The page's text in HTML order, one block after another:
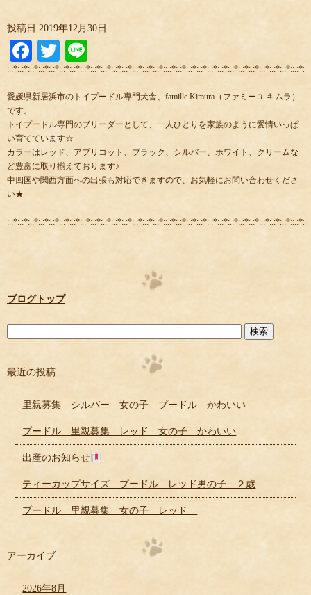
投稿日 2019年12月30日
Facebook
Twitter
:.:*:.:*:.:*:.:*:.:*:.:*:.:*:.:*:.:*:.:*:.:*:.:*:.:*:.:*:.:*::.:*:.:*:.:*:.:*:.:*:.:*:.:*:.:*:.:*:.:*:.:*:.:*::.:*:.:
愛媛県新居浜市のトイプードル専門犬舎、famille Kimura（ファミーユ キムラ）
です。
トイプードル専門のブリーダーとして、一人ひとりを家族のように愛情いっぱ
い育てています☆
カラーはレッド、アプリコット、ブラック、シルバー、ホワイト、クリームな
ど豊富に取り揃えております♪
中四国や関西方面への出張も対応できますので、お気軽にお問い合わせくださ
い★
:.:*:.:*:.:*:.:*:.:*:.:*:.:*:.:*:.:*:.:*:.:*:.:*:.:*:.:*:.:*::.:*:.:*:.:*:.:*:.:*:.:*:.:*:.:*:.:*:.:*:.:*:.:*::.:*:.:
ブログトップ
最近の投稿
里親募集 シルバー 女の子 プードル かわいい
プードル 里親募集 レッド 女の子 かわいい
出産のお知らせ
ティーカップサイズ プードル レッド男の子 ２歳
プードル 里親募集 女の子 レッド
アーカイブ
2026年8月